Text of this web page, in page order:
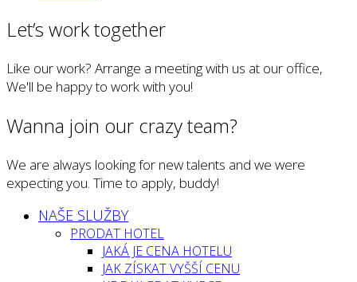
Let’s work together
Like our work? Arrange a meeting with us at our office,
We'll be happy to work with you!
Wanna join our crazy team?
We are always looking for new talents and we were
expecting you. Time to apply, buddy!
NAŠE SLUŽBY
PRODAT HOTEL
JAKÁ JE CENA HOTELU
JAK ZÍSKAT VYŠŠÍ CENU